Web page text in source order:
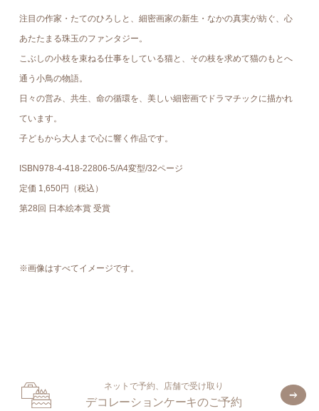
注目の作家・たてのひろしと、細密画家の新生・なかの真実が紡ぐ、心
あたたまる珠玉のファンタジー。
こぶしの小枝を束ねる仕事をしている猫と、その枝を求めて猫のもとへ
通う小鳥の物語。
日々の営み、共生、命の循環を、美しい細密画でドラマチックに描かれ
ています。
子どもから大人まで心に響く作品です。
ISBN978-4-418-22806-5/A4変型/32ページ
定価 1,650円（税込）
第28回 日本絵本賞 受賞
※画像はすべてイメージです。
ネットで予約、店舗で受け取り
デコレーションケーキのご予約